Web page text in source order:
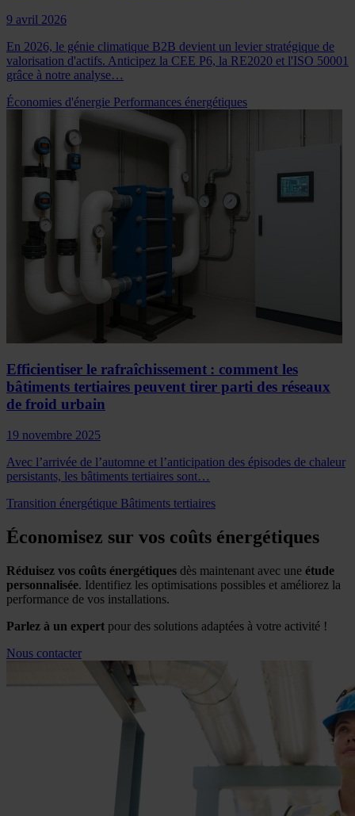
9 avril 2026
En 2026, le génie climatique B2B devient un levier stratégique de
valorisation d'actifs. Anticipez la CEE P6, la RE2020 et l'ISO 50001
grâce à notre analyse…
Économies d'énergie Performances énergétiques
Efficientiser le rafraîchissement : comment les
bâtiments tertiaires peuvent tirer parti des réseaux
de froid urbain
19 novembre 2025
Avec l’arrivée de l’automne et l’anticipation des épisodes de chaleur
persistants, les bâtiments tertiaires sont…
Transition énergétique Bâtiments tertiaires
Économisez sur vos coûts énergétiques
Réduisez vos coûts énergétiques dès maintenant avec une étude
personnalisée. Identifiez les optimisations possibles et améliorez la
performance de vos installations.
Parlez à un expert pour des solutions adaptées à votre activité !
Nous contacter